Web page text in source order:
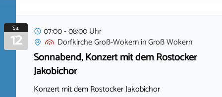
Sa.
12
07:00 - 08:00 Uhr
Dorfkirche Groß-WokerninGroß Wokern
Sonnabend, Konzert mit dem Rostocker
Jakobichor
Konzert mit dem Rostocker Jakobichor